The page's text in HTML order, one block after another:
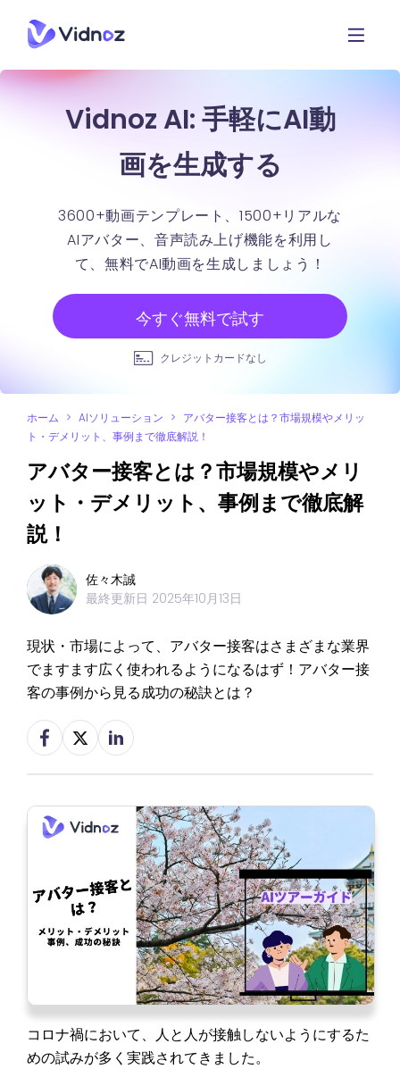
Vidnoz AI: 手軽にAI動
画を生成する
3600+動画テンプレート、1500+リアルな
AIアバター、音声読み上げ機能を利用し
て、無料でAI動画を生成しましょう！
今すぐ無料で試す
クレジットカードなし
ホーム > AIソリューション > アバター接客とは？市場規模やメリッ
ト・デメリット、事例まで徹底解説！
アバター接客とは？市場規模やメリ
ット・デメリット、事例まで徹底解
説！
佐々木誠
最終更新日 2025年10月13日
現状・市場によって、アバター接客はさまざまな業界
でますます広く使われるようになるはず！アバター接
客の事例から見る成功の秘訣とは？
コロナ禍において、人と人が接触しないようにするた
めの試みが多く実践されてきました。